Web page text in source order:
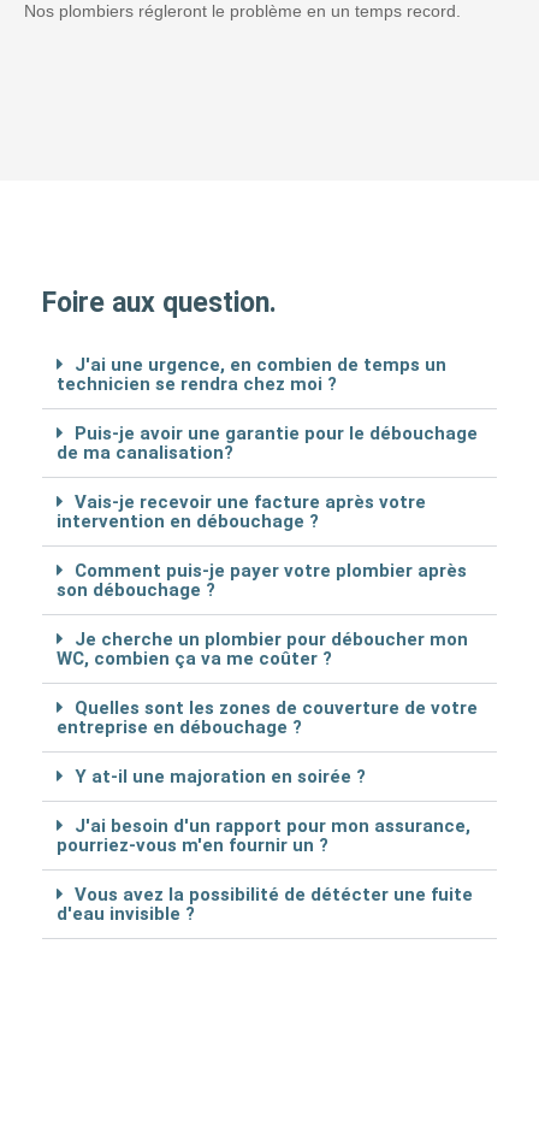
Nos plombiers régleront le problème en un temps record.
Foire aux question.
J'ai une urgence, en combien de temps un
technicien se rendra chez moi ?
Puis-je avoir une garantie pour le débouchage
de ma canalisation?
Vais-je recevoir une facture après votre
intervention en débouchage ?
Comment puis-je payer votre plombier après
son débouchage ?
Je cherche un plombier pour déboucher mon
WC, combien ça va me coûter ?
Quelles sont les zones de couverture de votre
entreprise en débouchage ?
Y at-il une majoration en soirée ?
J'ai besoin d'un rapport pour mon assurance,
pourriez-vous m'en fournir un ?
Vous avez la possibilité de détécter une fuite
d'eau invisible ?